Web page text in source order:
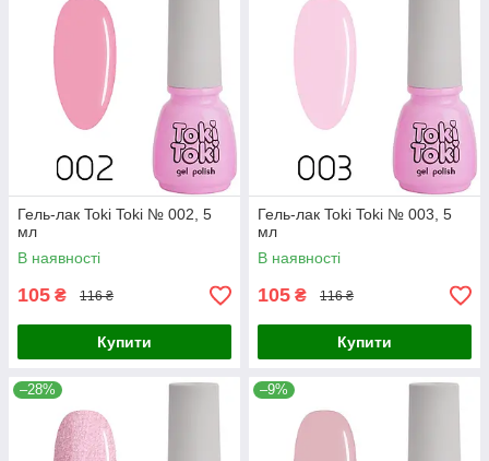
Гель-лак Toki Toki № 002, 5
мл
В наявності
105 ₴ 116 ₴
Купити
Гель-лак Toki Toki № 003, 5
мл
В наявності
105 ₴ 116 ₴
Купити
–28% –9%